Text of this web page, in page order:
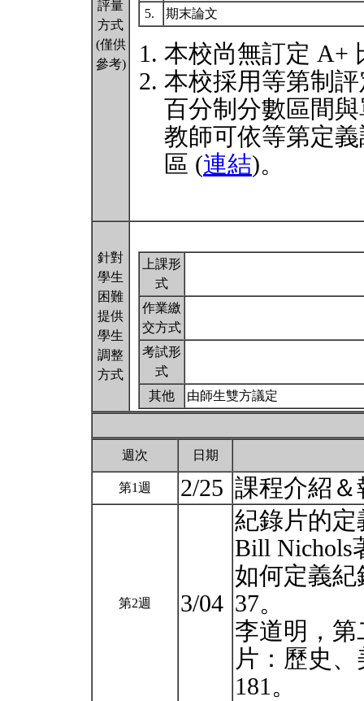
評量
方式
(僅供
參考)
5. 期末論文
本校尚無訂定 A+
本校採用等第制
百分制分數區間
教師可依等第定
區 (連結)。
針對
學生
困難
提供
學生
調整
方式
上課形
式
作業繳
交方式
考試形
式
其他
由師生雙方議定
週次 日期
第1週 2/25 課程介紹
第2週 3/04
紀錄片的定
Bill Nichols
如何定義
37。
李道明，
片：歷史
181。